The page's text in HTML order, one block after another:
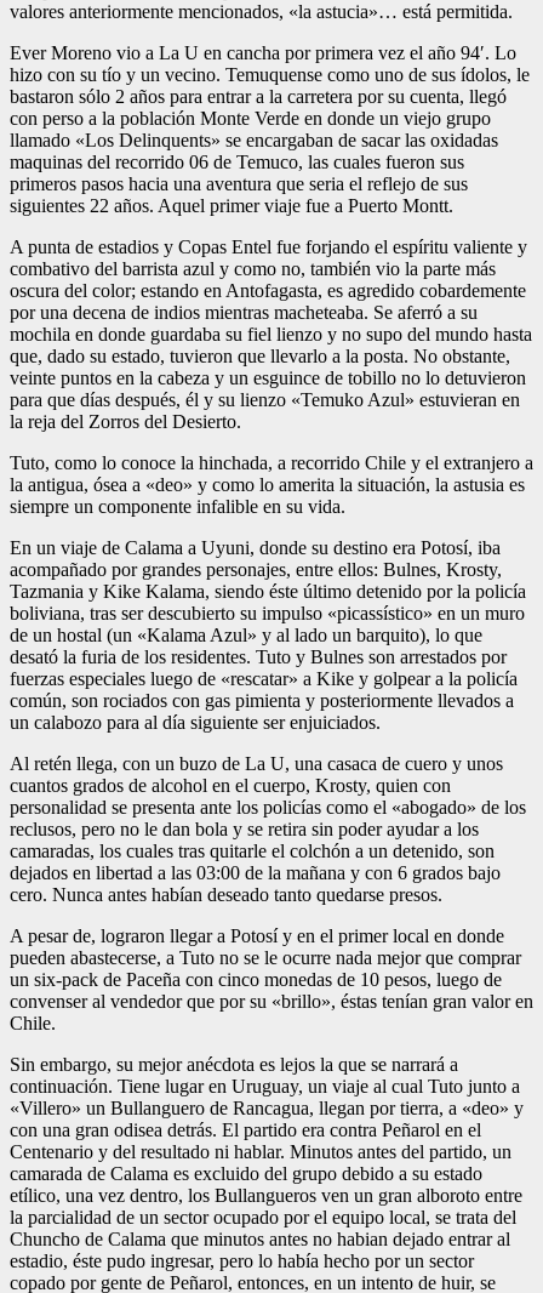
valores anteriormente mencionados, «la astucia»… está permitida.
Ever Moreno vio a La U en cancha por primera vez el año 94′. Lo
hizo con su tío y un vecino. Temuquense como uno de sus ídolos, le
bastaron sólo 2 años para entrar a la carretera por su cuenta, llegó
con perso a la población Monte Verde en donde un viejo grupo
llamado «Los Delinquents» se encargaban de sacar las oxidadas
maquinas del recorrido 06 de Temuco, las cuales fueron sus
primeros pasos hacia una aventura que seria el reflejo de sus
siguientes 22 años. Aquel primer viaje fue a Puerto Montt.
A punta de estadios y Copas Entel fue forjando el espíritu valiente y
combativo del barrista azul y como no, también vio la parte más
oscura del color; estando en Antofagasta, es agredido cobardemente
por una decena de indios mientras macheteaba. Se aferró a su
mochila en donde guardaba su fiel lienzo y no supo del mundo hasta
que, dado su estado, tuvieron que llevarlo a la posta. No obstante,
veinte puntos en la cabeza y un esguince de tobillo no lo detuvieron
para que días después, él y su lienzo «Temuko Azul» estuvieran en
la reja del Zorros del Desierto.
Tuto, como lo conoce la hinchada, a recorrido Chile y el extranjero a
la antigua, ósea a «deo» y como lo amerita la situación, la astusia es
siempre un componente infalible en su vida.
En un viaje de Calama a Uyuni, donde su destino era Potosí, iba
acompañado por grandes personajes, entre ellos: Bulnes, Krosty,
Tazmania y Kike Kalama, siendo éste último detenido por la policía
boliviana, tras ser descubierto su impulso «picassístico» en un muro
de un hostal (un «Kalama Azul» y al lado un barquito), lo que
desató la furia de los residentes. Tuto y Bulnes son arrestados por
fuerzas especiales luego de «rescatar» a Kike y golpear a la policía
común, son rociados con gas pimienta y posteriormente llevados a
un calabozo para al día siguiente ser enjuiciados.
Al retén llega, con un buzo de La U, una casaca de cuero y unos
cuantos grados de alcohol en el cuerpo, Krosty, quien con
personalidad se presenta ante los policías como el «abogado» de los
reclusos, pero no le dan bola y se retira sin poder ayudar a los
camaradas, los cuales tras quitarle el colchón a un detenido, son
dejados en libertad a las 03:00 de la mañana y con 6 grados bajo
cero. Nunca antes habían deseado tanto quedarse presos.
A pesar de, lograron llegar a Potosí y en el primer local en donde
pueden abastecerse, a Tuto no se le ocurre nada mejor que comprar
un six-pack de Paceña con cinco monedas de 10 pesos, luego de
convenser al vendedor que por su «brillo», éstas tenían gran valor en
Chile.
Sin embargo, su mejor anécdota es lejos la que se narrará a
continuación. Tiene lugar en Uruguay, un viaje al cual Tuto junto a
«Villero» un Bullanguero de Rancagua, llegan por tierra, a «deo» y
con una gran odisea detrás. El partido era contra Peñarol en el
Centenario y del resultado ni hablar. Minutos antes del partido, un
camarada de Calama es excluido del grupo debido a su estado
etílico, una vez dentro, los Bullangueros ven un gran alboroto entre
la parcialidad de un sector ocupado por el equipo local, se trata del
Chuncho de Calama que minutos antes no habian dejado entrar al
estadio, éste pudo ingresar, pero lo había hecho por un sector
copado por gente de Peñarol, entonces, en un intento de huir, se